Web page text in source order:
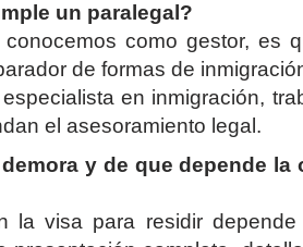
un paralegal?
como gestor, es
de formas de
en inmigración,
el asesoramiento legal.
y de que depende
la visa para residir